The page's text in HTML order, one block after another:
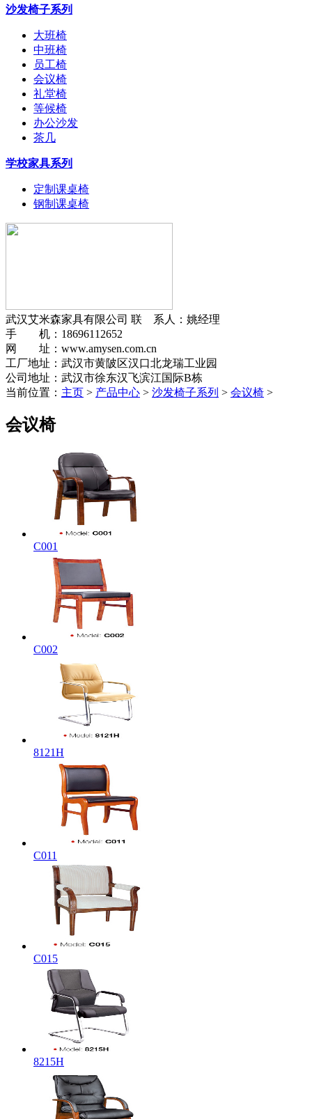
沙发椅子系列
大班椅
中班椅
员工椅
会议椅
礼堂椅
等候椅
办公沙发
茶几
学校家具系列
定制课桌椅
钢制课桌椅
武汉艾米森家具有限公司 联 系人：姚经理
手 机：18696112652
网 址：www.amysen.com.cn
工厂地址：武汉市黄陂区汉口北龙瑞工业园
公司地址：武汉市徐东汉飞滨江国际B栋
当前位置： 主页 > 产品中心 > 沙发椅子系列 > 会议椅 >
会议椅
C001
C002
8121H
C011
C015
8215H